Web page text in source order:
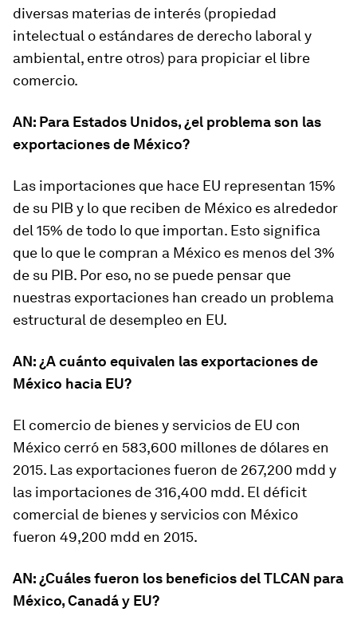
diversas materias de interés (propiedad
intelectual o estándares de derecho laboral y
ambiental, entre otros) para propiciar el libre
comercio.
AN: Para Estados Unidos, ¿el problema son las
exportaciones de México?
Las importaciones que hace EU representan 15%
de su PIB y lo que reciben de México es alrededor
del 15% de todo lo que importan. Esto significa
que lo que le compran a México es menos del 3%
de su PIB. Por eso, no se puede pensar que
nuestras exportaciones han creado un problema
estructural de desempleo en EU.
AN: ¿A cuánto equivalen las exportaciones de
México hacia EU?
El comercio de bienes y servicios de EU con
México cerró en 583,600 millones de dólares en
2015. Las exportaciones fueron de 267,200 mdd y
las importaciones de 316,400 mdd. El déficit
comercial de bienes y servicios con México
fueron 49,200 mdd en 2015.
AN: ¿Cuáles fueron los beneficios del TLCAN para
México, Canadá y EU?